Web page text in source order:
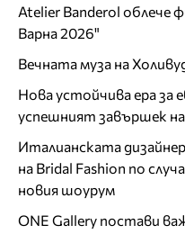
Atelier Banderol
Варна 2026"
Вечната муза на
Нова устойчива ера за
успешният завършек
Италианската
на Bridal Fashion по
новия шоурум
ONE Gallery постави